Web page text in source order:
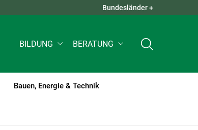
QUICK LINKS +
Bundesländer +
BILDUNG BERATUNG
Bauen, Energie & Technik